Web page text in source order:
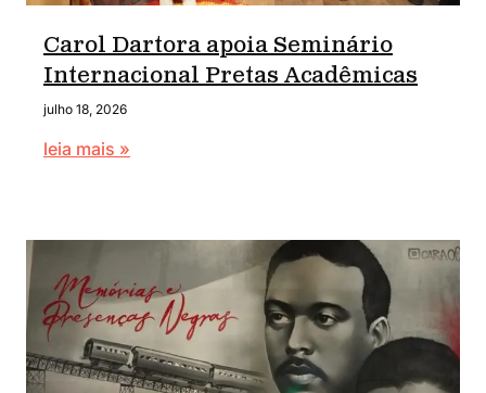
Carol Dartora apoia Seminário
Internacional Pretas Acadêmicas
julho 18, 2026
leia mais »